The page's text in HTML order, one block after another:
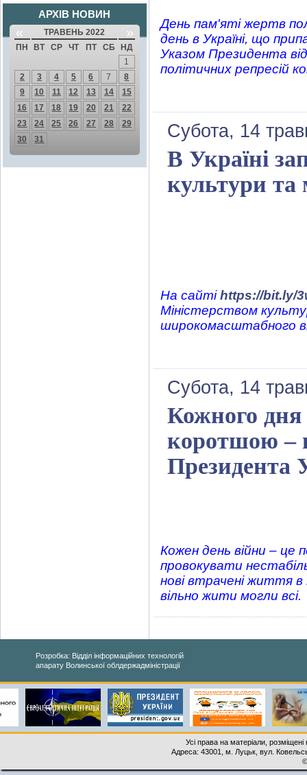
АРХІВ НОВИН
« ТРАВЕНЬ 2022 »
ПН ВТ СР ЧТ ПТ СБ
НД
1
2
3 4 5 6 7
8
9
10 11 12 13 14
15
16
17 18 19 20 21
22
23
24 25 26 27 28
29
30
31
День пам'яті жертв
день в Україні, що
Указом Президента
політичних репресій
Субота, 14
В Україні
культури та
На сайтіhttps://bit.ly/
Міністерством
широкомасштабного
Субота, 14
Кожного
коротшою –
Президента
Кожен день війни – це
провокувати
нові втрачені життя в
вільно жити могли всі.
Розробка: Відділ інформаційних технологій
апарату Волинської облдержадміністрації
Усі права на матеріали,
Адреса: 43001, м. Луцьк, вул.